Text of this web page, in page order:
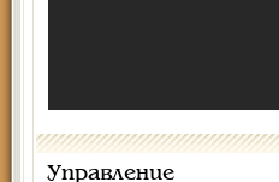
Управление